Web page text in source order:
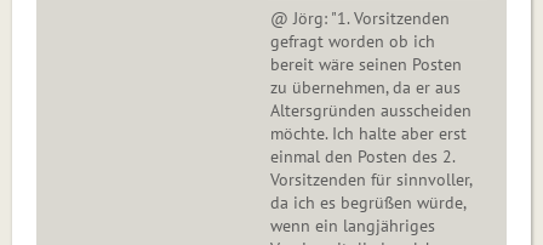
@ Jörg: "1. Vorsitzenden
gefragt worden ob ich
bereit wäre seinen Posten
zu übernehmen, da er aus
Altersgründen ausscheiden
möchte. Ich halte aber erst
einmal den Posten des 2.
Vorsitzenden für sinnvoller,
da ich es begrüßen würde,
wenn ein langjähriges